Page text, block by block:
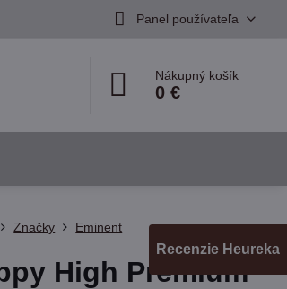
Panel používateľa
Nákupný košík
0 €
Značky Eminent
High Premium
Recenzie Heureka